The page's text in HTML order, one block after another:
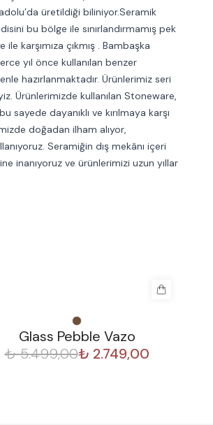
üretildiği biliniyor.Seramik
bu bölge ile sınırlandırmamış pek
karşımıza çıkmış . Bambaşka
yıl önce kullanılan benzer
hazırlanmaktadır. Ürünlerimiz seri
Ürünlerimizde kullanılan Stoneware,
sayede dayanıklı ve kırılmaya karşı
doğadan ilham alıyor,
Seramiğin dış mekânı içeri
inanıyoruz ve ürünlerimizi uzun yıllar
Glass Pebble Vazo
₺ 5.499,00₺ 2.749,00